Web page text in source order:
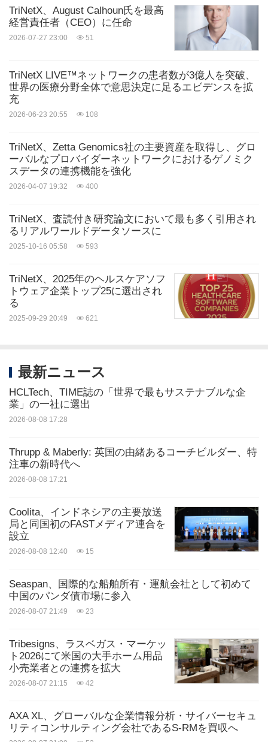
ソース: TriNetX
Related Stocks:
OTC:FJTSY
Tokyo:6702
病院
医療/医薬品 雲計算/物聯網
シェアする:
TriNetX、August Calhoun氏を最高
経営責任者（CEO）に任命
2026-07-27 23:00 51
TriNetX LIVE™ネットワークの患者数が3億人を突破、
世界の医療分野全体で意思決定に足るエビデンスを拡
充
2026-06-23 20:55 108
TriNetX、Zetta Genomics社の主要資産を取得し、グロ
ーバルなプロバイダーネットワークにおけるゲノミク
スデータの連携機能を強化
2026-04-07 19:32 400
TriNetX、査読付き研究論文において最も多く引用され
るリアルワールドデータソースに
2025-10-16 05:58 593
TriNetX、2025年のヘルスケアソフ
トウェア企業トップ25に選出され
る
2025-09-29 20:49 621
最新ニュース
HCLTech、TIME誌の「世界で最もサステナブルな企
業」の一社に選出
2026-08-08 17:28
Thrupp & Maberly: 英国の由緒あるコーチビルダー、特
注車の新時代へ
2026-08-08 17:21
Coolita、インドネシアの主要放送
局と同国初のFASTメディア連合を
設立
2026-08-08 12:40 15
Seaspan、国際的な船舶所有・運航会社として初めて
中国のパンダ債市場に参入
2026-08-07 21:49 23
Tribesigns、ラスベガス・マーケッ
ト2026にて米国の大手ホーム用品
小売業者との連携を拡大
2026-08-07 21:15 42
AXA XL、グローバルな企業情報分析・サイバーセキュ
リティコンサルティング会社であるS-RMを買収へ